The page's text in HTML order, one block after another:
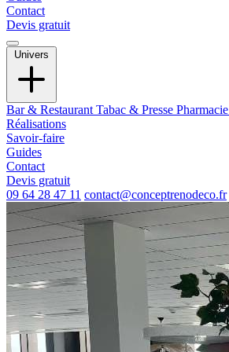
Contact
Devis gratuit
Univers
Bar & Restaurant Tabac & Presse Pharmacie
Réalisations
Savoir-faire
Guides
Contact
Devis gratuit
09 64 28 47 11 contact@conceptrenodeco.fr